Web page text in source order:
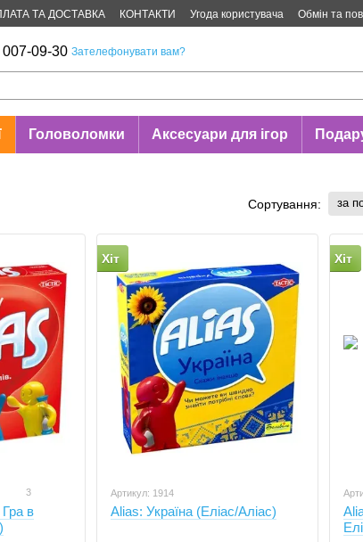
ТА ДОСТАВКА КОНТАКТИ Угода користувача
Обмін та
09-30 Зателефонувати вам?
Головоломки Аксесуари для ігор
Сортування: за
3
в
Хіт
Артикул: 1914
Alias: Україна (Еліас/Аліас)
Хіт